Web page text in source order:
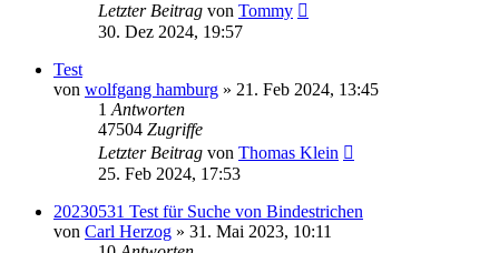
Letzter Beitrag von Tommy
30. Dez 2024, 19:57
Test
von wolfgang hamburg » 21. Feb 2024, 13:45
1 Antworten
47504 Zugriffe
Letzter Beitrag von Thomas Klein
25. Feb 2024, 17:53
20230531 Test für Suche von Bindestrichen
von Carl Herzog » 31. Mai 2023, 10:11